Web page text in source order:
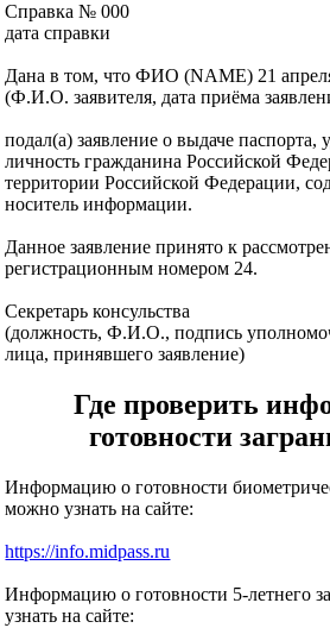
Справка № 000
дата справки
Дана в том, что ФИО (NAME) 21
(Ф.И.О. заявителя, дата приёма
подал(а) заявление о выдаче паспорта,
личность гражданина Российской
территории Российской Федерации,
носитель информации.
Данное заявление принято к
регистрационным номером 24.
Секретарь консульства
(должность, Ф.И.О., подпись
лица, принявшего заявление)
Где проверить
готовности
Информацию о готовности
можно узнать на сайте:
https://info.midpass.ru
Информацию о готовности 5-летнего
узнать на сайте: